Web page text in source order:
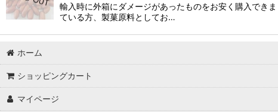
輸入時に外箱にダメージがあったものをお安く購入で
ている方、製菓原料としてお…
ホーム
ショッピングカート
マイページ